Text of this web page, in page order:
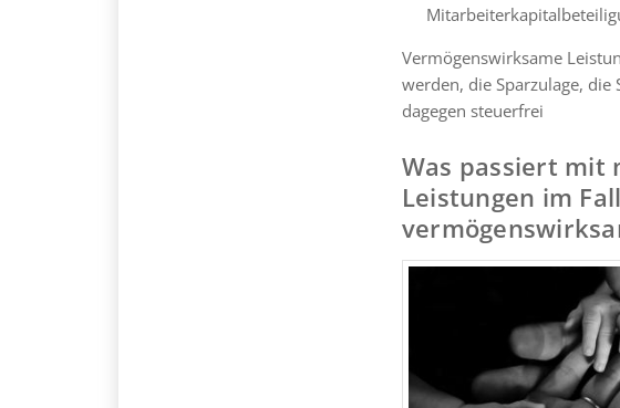
Vermögenswirksame
werden, die Sparzulage,
dagegen steuerfrei
Was passiert mit
Leistungen im